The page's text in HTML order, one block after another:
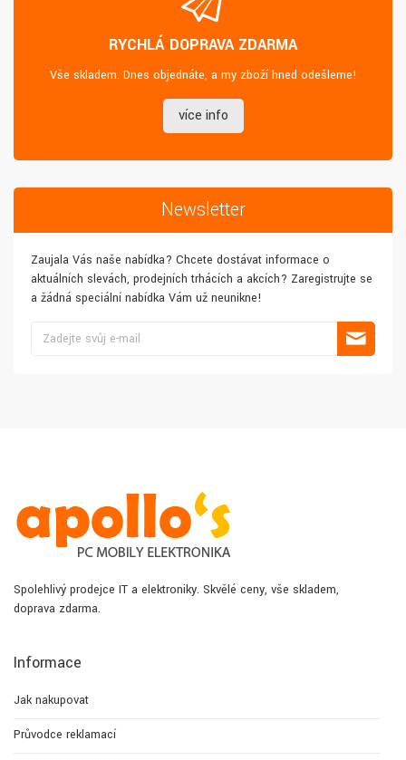
RYCHLÁ DOPRAVA ZDARMA
Vše skladem. Dnes objednáte, a my zboží hned odešleme!
více info
Newsletter
Zaujala Vás naše nabídka? Chcete dostávat informace o
aktuálních slevách, prodejních trhácích a akcích? Zaregistrujte se
a žádná speciální nabídka Vám už neunikne!
Spolehlivý prodejce IT a elektroniky. Skvělé ceny, vše skladem,
doprava zdarma.
Informace
Jak nakupovat
Průvodce reklamací